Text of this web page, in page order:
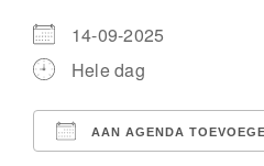
14-09-2025
Hele dag
AAN AGENDA